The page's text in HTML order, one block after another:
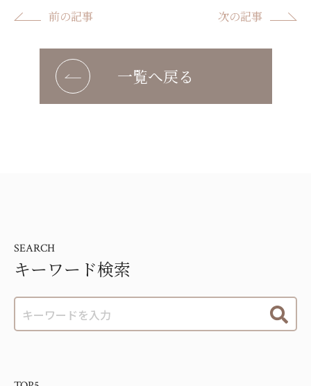
前の記事 次の記事
一覧へ戻る
SEARCH
キーワード検索